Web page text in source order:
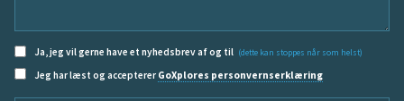
Ja, jeg vil gerne have et nyhedsbrev af og til (dette kan stoppes når som helst)
Jeg har læst og accepterer GoXplores personvernserklæring